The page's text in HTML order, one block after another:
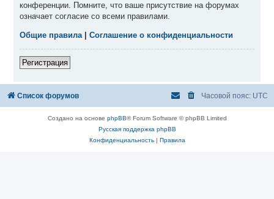
конференции. Помните, что ваше присутствие на форумах
означает согласие со всеми правилами.
Общие правила| Соглашение о конфиденциальности
Регистрация
Список форумов Часовой пояс: UTC
Создано на основе phpBB® Forum Software © phpBB Limited
Русская поддержка phpBB
Конфиденциальность| Правила